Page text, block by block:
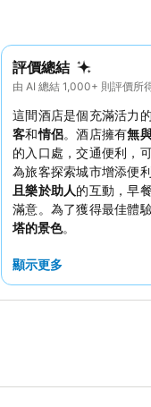
評價總結
由 AI 總結 1,000+ 則評價所
這間酒店是個充滿活力
客和情侶。酒店擁有無
的入口處，交通便利，
為旅客探索城市增添便
且樂於助人的互動，早
滿意。為了獲得最佳體
塔的景色。
顯示更多